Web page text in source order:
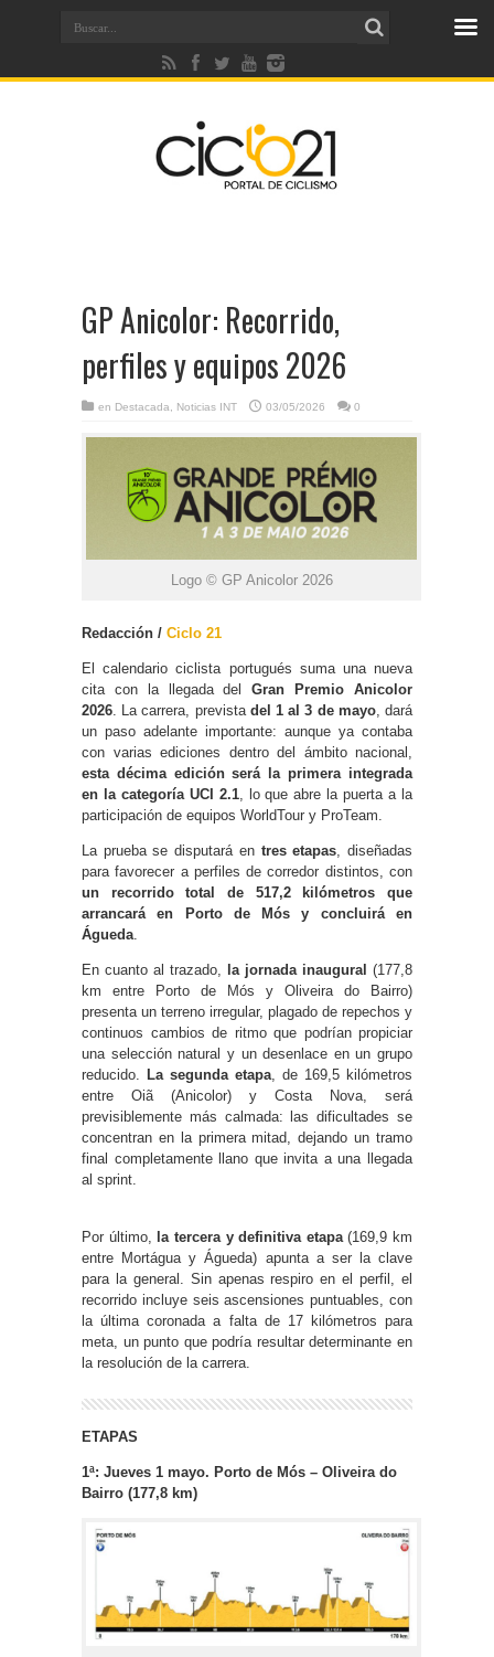
GP Anicolor: Recorrido,
perfiles y equipos 2026
en Destacada Noticias INT 03/05/2026 0
Logo © GP Anicolor 2026
Redacción / Ciclo 21
El calendario ciclista portugués suma una nueva
cita con la llegada delGran Premio Anicolor
2026 . La carrera, prevista del 1 al 3 de mayo, dará
un paso adelante importante: aunque ya contaba
con varias ediciones dentro del ámbito nacional,
esta décima edición será la primera integrada
en la categoría UCI 2.1, lo que abre la puerta a la
participación de equipos WorldTour y ProTeam.
La prueba se disputará entres etapas , diseñadas
para favorecer a perfiles de corredor distintos, con
un recorrido total de 517,2 kilómetros que
arrancará en Porto de Mós y concluirá en
Águeda
En cuanto al trazado, la jornada inaugural (177,8
km entre Porto de Mós y Oliveira do Bairro)
presenta un terreno irregular, plagado de repechos y
continuos cambios de ritmo que podrían propiciar
una selección natural y un desenlace en un grupo
reducido.
La segunda etapa , de 169,5 kilómetros
entre Oiã (Anicolor) y Costa Nova, será
previsiblemente más calmada: las dificultades se
concentran en la primera mitad, dejando un tramo
final completamente llano que invita a una llegada
al sprint.
Por último, la tercera y definitiva etapa(169,9 km
entre Mortágua y Águeda) apunta a ser la clave
para la general. Sin apenas respiro en el perfil, el
recorrido incluye seis ascensiones puntuables, con
la última coronada a falta de 17 kilómetros para
meta, un punto que podría resultar determinante en
la resolución de la carrera.
ETAPAS
1ª: Jueves 1 mayo. Porto de Mós – Oliveira do
Bairro (177,8 km)